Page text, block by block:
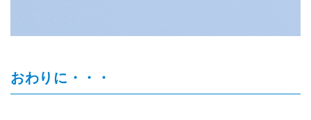
おわりに・・・